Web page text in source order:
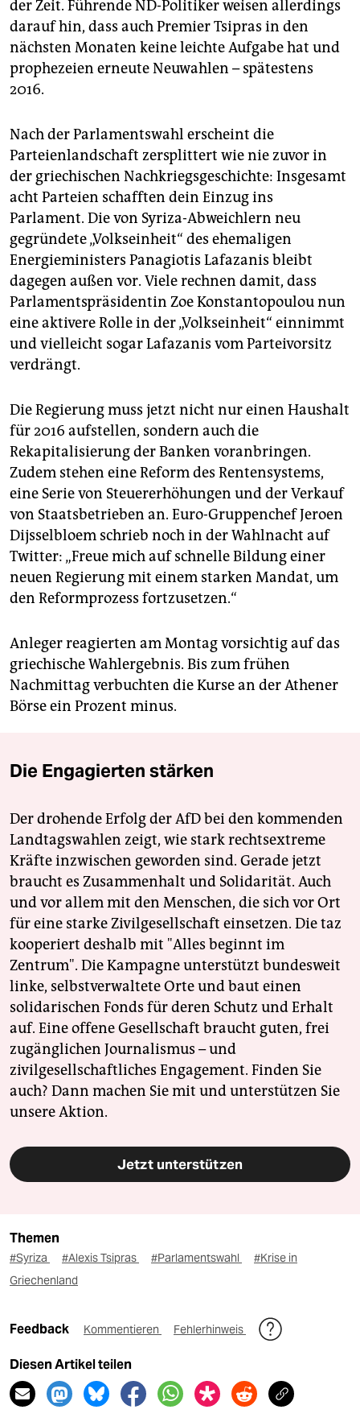
der Zeit. Führende ND-Politiker weisen allerdings
darauf hin, dass auch Premier Tsipras in den
nächsten Monaten keine leichte Aufgabe hat und
prophezeien erneute Neuwahlen – spätestens
2016.
Nach der Parlamentswahl erscheint die
Parteienlandschaft zersplittert wie nie zuvor in
der griechischen Nachkriegsgeschichte: Insgesamt
acht Parteien schafften dein Einzug ins
Parlament. Die von Syriza-Abweichlern neu
gegründete „Volkseinheit“ des ehemaligen
Energieministers Panagiotis Lafazanis bleibt
dagegen außen vor. Viele rechnen damit, dass
Parlamentspräsidentin Zoe Konstantopoulou nun
eine aktivere Rolle in der „Volkseinheit“ einnimmt
und vielleicht sogar Lafazanis vom Parteivorsitz
verdrängt.
Die Regierung muss jetzt nicht nur einen Haushalt
für 2016 aufstellen, sondern auch die
Rekapitalisierung der Banken voranbringen.
Zudem stehen eine Reform des Rentensystems,
eine Serie von Steuererhöhungen und der Verkauf
von Staatsbetrieben an. Euro-Gruppenchef Jeroen
Dijsselbloem schrieb noch in der Wahlnacht auf
Twitter: „Freue mich auf schnelle Bildung einer
neuen Regierung mit einem starken Mandat, um
den Reformprozess fortzusetzen.“
Anleger reagierten am Montag vorsichtig auf das
griechische Wahlergebnis. Bis zum frühen
Nachmittag verbuchten die Kurse an der Athener
Börse ein Prozent minus.
Die Engagierten stärken
Der drohende Erfolg der AfD bei den kommenden
Landtagswahlen zeigt, wie stark rechtsextreme
Kräfte inzwischen geworden sind. Gerade jetzt
braucht es Zusammenhalt und Solidarität. Auch
und vor allem mit den Menschen, die sich vor Ort
für eine starke Zivilgesellschaft einsetzen. Die taz
kooperiert deshalb mit "Alles beginnt im
Zentrum". Die Kampagne unterstützt bundesweit
linke, selbstverwaltete Orte und baut einen
solidarischen Fonds für deren Schutz und Erhalt
auf. Eine offene Gesellschaft braucht guten, frei
zugänglichen Journalismus – und
zivilgesellschaftliches Engagement. Finden Sie
auch? Dann machen Sie mit und unterstützen Sie
unsere Aktion.
Jetzt unterstützen
Themen
#Syriza #Alexis Tsipras #Parlamentswahl
#Krise in
Griechenland
Feedback Kommentieren Fehlerhinweis
Diesen Artikel teilen